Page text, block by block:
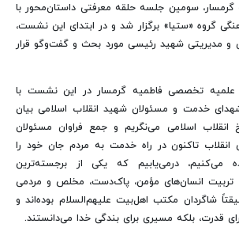
سومین جلسه حلقه معرفتی داستان‌محور با
گروه «ستیا» برگزار شد و در ابتدای این نشست،
مدیریتی شهید رئیسی مورد بحث و گفت‌وگو قرار
تخصصی فاطمیه گرمسار در این نشست با
شهدای خدمت و مسئولان شهید انقلاب اسلامی بیان
انقلاب اسلامی می‌نگریم و جمع فراوان مسئولان
انقلاب تاکنون در راه خدمت به مردم جان خود را
می‌کنیم، درمی‌یابیم که یکی از برجسته‌ترین
تربیت انسان‌های مؤمن، پاک‌دست، مخلص و مردمی
شاگردان مکتب اهل‌بیت علیهم‌السلام بوده‌اند و
قدرت، بلکه مسیری برای بندگی خدا می‌دانستند.